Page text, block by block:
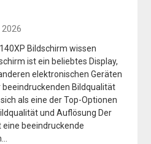
Bildschirm wissen
ist ein beliebtes Display,
elektronischen Geräten
Bildqualität
als eine der Top-Optionen
und Auflösung Der
eine beeindruckende